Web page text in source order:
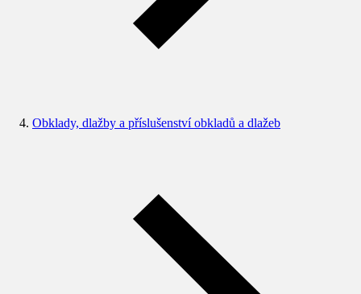
Obklady, dlažby a příslušenství obkladů a dlažeb